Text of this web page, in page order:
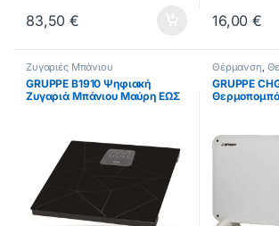
83,50€ 16,00€
Ζυγαριές Μπάνιου
GRUPPE B1910 Ψηφιακή
Ζυγαριά Μπάνιου Μαύρη ΕΩΣ
Θέρμανση,
Κλιματιστικά
GRUPPE